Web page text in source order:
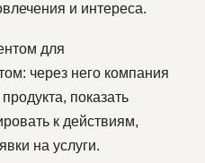
и интереса.
для
через него компания
показать
к действиям,
на услуги.